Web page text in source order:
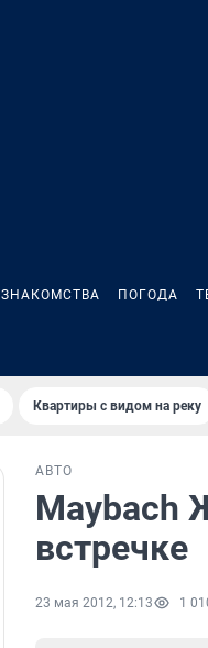
ЗНАКОМСТВА ПОГОДА
Квартиры с видом на реку
АВТО
Maybach
встречке
23 мая 2012, 12:13 1